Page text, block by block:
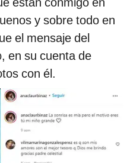
y sobre todo en
el mensaje del
en su cuenta de
con él.